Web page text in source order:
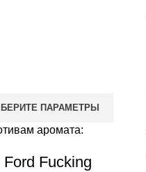
ПАРАМЕТРЫ
аромата:
Ford Fucking